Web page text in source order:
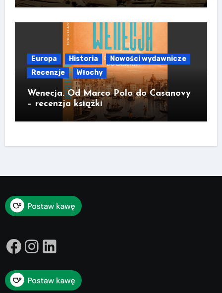
Europa Historia
Nowości wydawnicze
Recenzje
Włochy
Wenecja. Od Marco Polo do Casanovy
– recenzja książki
Facebook
Instagram
LinkedIn